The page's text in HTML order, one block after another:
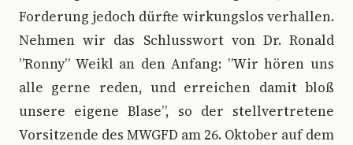
Forderung jedoch dürfte wirkungslos verhallen.
Nehmen wir das Schlusswort von Dr. Ronald
”Ronny” Weikl an den Anfang: ”Wir hören uns
alle gerne reden, und erreichen damit bloß
unsere eigene Blase”, so der stellvertretene
Vorsitzende des MWGFD am 26. Oktober auf dem